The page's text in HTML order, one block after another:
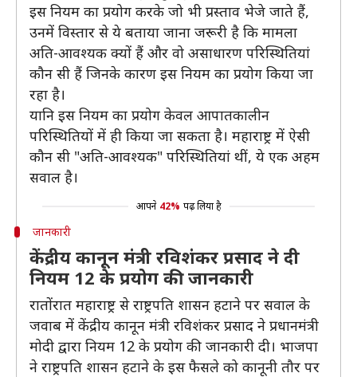
इस नियम का प्रयोग करके जो भी प्रस्ताव भेजे जाते हैं,
उनमें विस्तार से ये बताया जाना जरूरी है कि मामला
अति-आवश्यक क्यों हैं और वो असाधारण परिस्थितियां
कौन सी हैं जिनके कारण इस नियम का प्रयोग किया जा
रहा है।
यानि इस नियम का प्रयोग केवल आपातकालीन
परिस्थितियों में ही किया जा सकता है। महाराष्ट्र में ऐसी
कौन सी "अति-आवश्यक" परिस्थितियां थीं, ये एक अहम
सवाल है।
आपने 42% पढ़ लिया है
जानकारी
केंद्रीय कानून मंत्री रविशंकर प्रसाद ने दी
नियम 12 के प्रयोग की जानकारी
रातोंरात महाराष्ट्र से राष्ट्रपति शासन हटाने पर सवाल के
जवाब में केंद्रीय कानून मंत्री रविशंकर प्रसाद ने प्रधानमंत्री
मोदी द्वारा नियम 12 के प्रयोग की जानकारी दी। भाजपा
ने राष्ट्रपति शासन हटाने के इस फैसले को कानूनी तौर पर